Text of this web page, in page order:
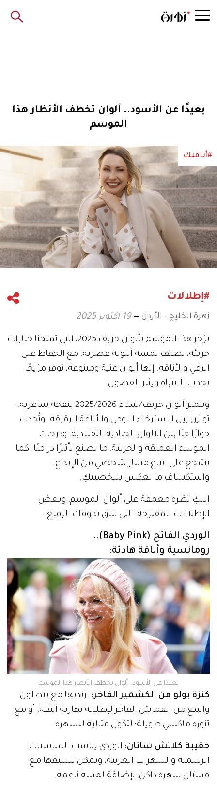
بعيدًا عن الأسود.. ألوان تخطف الأنظار هذا
الموسم
#أناقتك
#إطلالات
زهرة الخليج - الأردن 19 أكتوبر 2025
يزخر هذا الموسم بألوان خريف 2025، التي تمنحنا خيارات
جريئة، تضيف لمسة أنثوية عصرية، مع الحفاظ على
الرقي والأناقة. إنها ألوان غنية ومتنوعة، توفر مزيجًا
يجذب الانتباه ويثير الفضول.
وتتميز ألوان خريف/شتاء 2025/2026 بنفحة شاعرية،
توازن بين الاسترخاء اليومي والأناقة الرقيقة. وتُحدث
حوارًا حيًا بين الألوان الحيادية التقليدية، ودرجات
الموسم العميقة والجريئة، ما يصنع تأثيرًا دراميًا. كما
تشجع على اتباع مسار شخصي من الإبداع،
واستكشاف ما يعكس شخصيتكِ.
إليكِ نظرة معمقة على ألوان الموسم، وبعض
الإطلالات المقترحة، التي تليق بذوقكِ الرفيع:
الوردي الفاتح (Baby Pink)..
رومانسية وأناقة هادئة:
بعيدًا عن الأسود.. ألوان تخطف الأنظار هذا الموسم
كنزة بولو من الكشمير الفاخر: ارتديها مع بنطلون
واسع من القماش الفاخر لإطلالة نهارية أنيقة، أو مع
تنورة ماكسي طويلة؛ لتكون مثالية للسهرة.
حقيبة كلاتش ساتان: الوردي يناسب المناسبات
الرسمية والسهرات العربية، ويمكن تنسيقها مع
فستان سهرة داكن؛ لإضافة لمسة ناعمة.